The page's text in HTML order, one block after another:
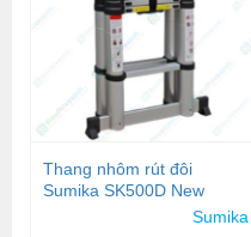
Thang nhôm rút đôi
Sumika SK500D New
Sumika